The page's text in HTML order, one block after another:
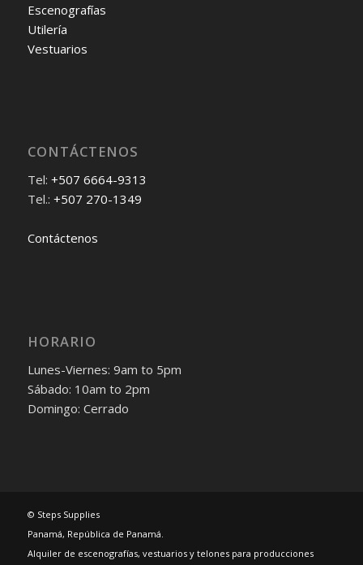
Escenografías
Utilería
Vestuarios
CONTÁCTENOS
Tel: +507 6664-9313
Tel.: +507 270-1349
Contáctenos
HORARIO
Lunes-Viernes: 9am to 5pm
Sábado: 10am to 2pm
Domingo: Cerrado
© Steps Supplies
Panamá, República de Panamá.
Alquiler de escenografías, vestuarios y telones para producciones